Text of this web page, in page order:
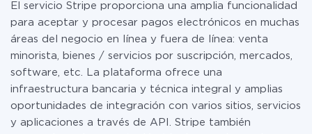
tarifas.
El servicio Stripe proporciona una amplia funcionalidad
para aceptar y procesar pagos electrónicos en muchas
áreas del negocio en línea y fuera de línea: venta
minorista, bienes / servicios por suscripción, mercados,
software, etc. La plataforma ofrece una
infraestructura bancaria y técnica integral y amplias
oportunidades de integración con varios sitios, servicios
y aplicaciones a través de API. Stripe también